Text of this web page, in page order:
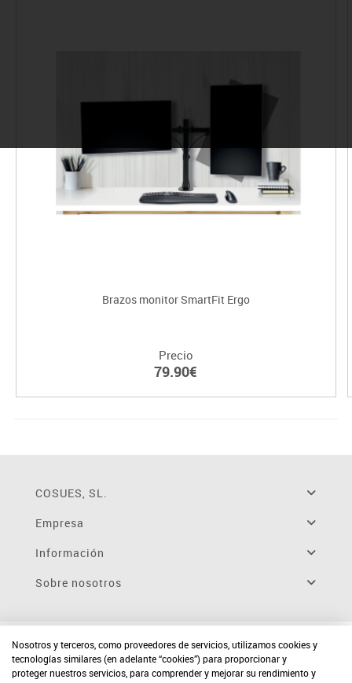
Brazos monitor SmartFit Ergo
Precio
79.90€
COSUES, SL.
Empresa
Información
Sobre nosotros
Nosotros y terceros, como proveedores de servicios, utilizamos cookies y
tecnologías similares (en adelante “cookies”) para proporcionar y
proteger nuestros servicios, para comprender y mejorar su rendimiento y